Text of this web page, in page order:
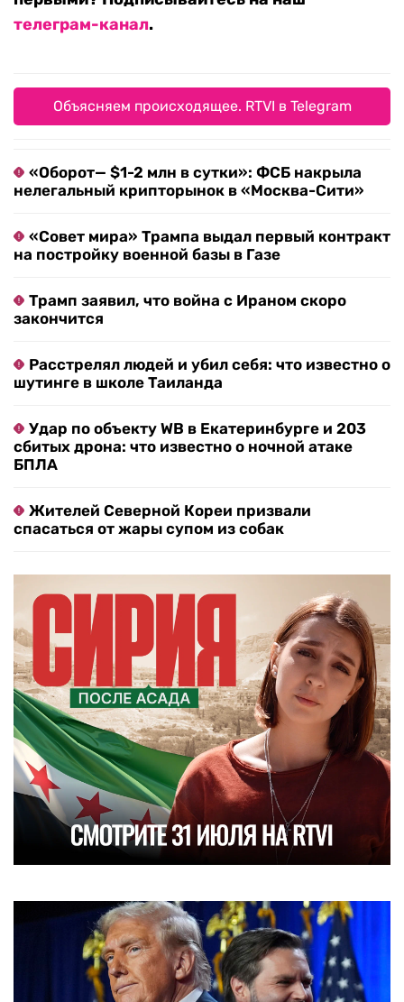
телеграм-канал.
Объясняем происходящее. RTVI в Telegram
«Оборот— $1-2 млн в сутки»: ФСБ накрыла
нелегальный крипторынок в «Москва-Сити»
«Совет мира» Трампа выдал первый контракт
на постройку военной базы в Газе
Трамп заявил, что война с Ираном скоро
закончится
Расстрелял людей и убил себя: что известно о
шутинге в школе Таиланда
Удар по объекту WB в Екатеринбурге и 203
сбитых дрона: что известно о ночной атаке
БПЛА
Жителей Северной Кореи призвали
спасаться от жары супом из собак